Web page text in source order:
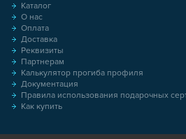
Каталог
О нас
Оплата
Доставка
Реквизиты
Партнерам
Калькулятор прогиба профиля
Документация
Правила использования подарочных
Как купить